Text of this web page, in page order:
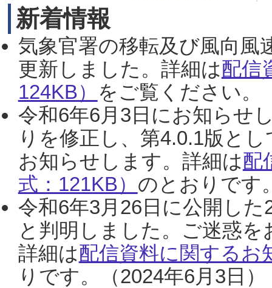
新着情報
気象官署の移転及び風向風
更新しました。詳細は配信
124KB） をご覧ください。
令和6年6月3日にお知らせ
りを修正し、第4.0.1版と
お知らせします。詳細は配
式：121KB） のとおりです
令和6年3月26日に公開し
と判明しました。ご迷惑
詳細は配信資料に関するお
りです。（2024年6月3日）